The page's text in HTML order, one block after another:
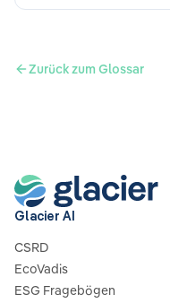
Zurück zum Glossar
Glacier AI
CSRD
EcoVadis
ESG Fragebögen